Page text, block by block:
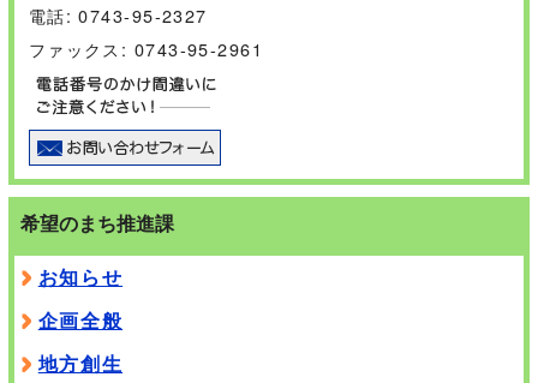
電話: 0743-95-2327
ファックス: 0743-95-2961
希望のまち推進課
お知らせ
企画全般
地方創生